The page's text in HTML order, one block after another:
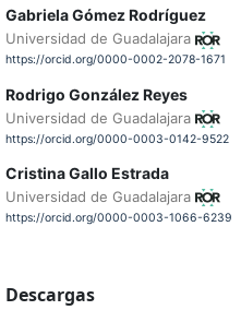
Gabriela Gómez Rodríguez
Universidad de Guadalajara
https://orcid.org/0000-0002-2078-1671
Rodrigo González Reyes
Universidad de Guadalajara
https://orcid.org/0000-0003-0142-9522
Cristina Gallo Estrada
Universidad de Guadalajara
https://orcid.org/0000-0003-1066-6239
Descargas